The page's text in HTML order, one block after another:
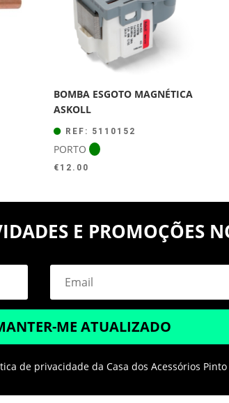
BOMBA ESGOTO MAGNÉTICA
ASKOLL
REF: 5110152
PORTO
€ 12.00
E PROMOÇÕES
ME ATUALIZADO
de privacidade da Casa dos Acessórios Pinto